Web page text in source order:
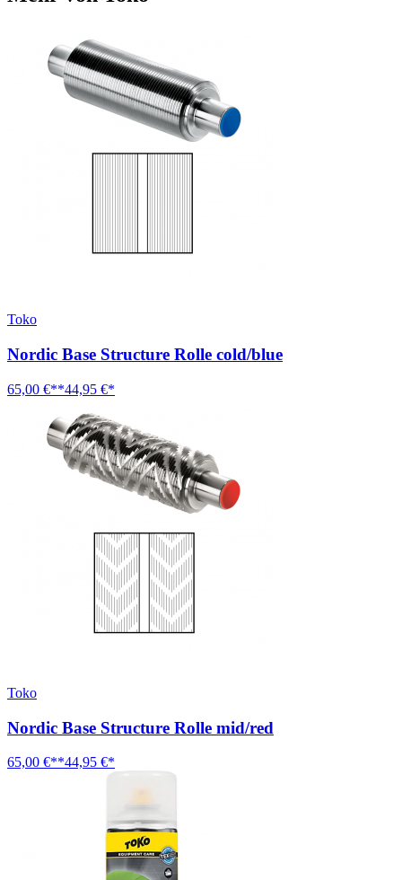
Toko
Nordic Base Structure Rolle cold/blue
65,00 €**44,95 €*
Toko
Nordic Base Structure Rolle mid/red
65,00 €**44,95 €*